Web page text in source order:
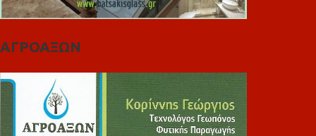
ΑΓΡΟΑΞΩΝ